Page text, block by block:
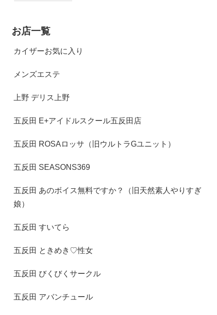
お店一覧
カイザーお気に入り
メンズエステ
上野 デリス上野
五反田 E+アイドルスクール五反田店
五反田 ROSAロッサ（旧ウルトラGユニット）
五反田 SEASONS369
五反田 あのボイス無料ですか？（旧天然素人やりすぎ
娘）
五反田 すいてら
五反田 ときめき♡性女
五反田 びくびくサークル
五反田 アバンチュール